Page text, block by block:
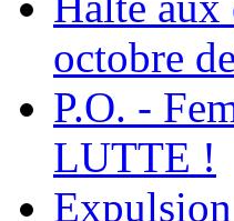
octobre
P.O. -
LUTTE !